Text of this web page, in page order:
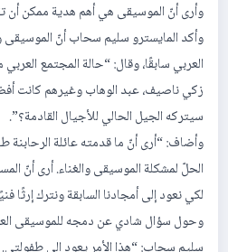
وأرى أنّ الموسيقى هي أهم هدية ممكن
وأكد المايسترو سليم سحاب أنّ الموسيقى
العربي سابقًا، وقال: “حالة المجتمع العربي
زكي ناصيف، عبد الوهاب وغيرهم كانت
سيتركه الجيل الحالي للأجيال القادمة؟”.
وأضاف: “أرى أنّ ما قدمته عائلة الرحابنة
الحلّ لمشكلة الموسيقى والغناء. أرى أنّ
لكي نعود إلى أمجادنا السابقة ونترك إرثًا
وحول سؤال شادي عن دمجه للموسيقى